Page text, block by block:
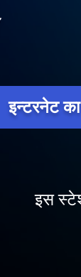
इन्टरनेट का
इस